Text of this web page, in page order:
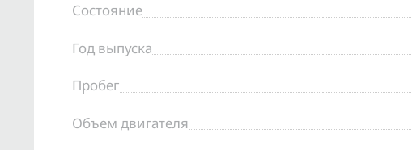
Состояние
Год выпуска
Пробег
Объем двигателя